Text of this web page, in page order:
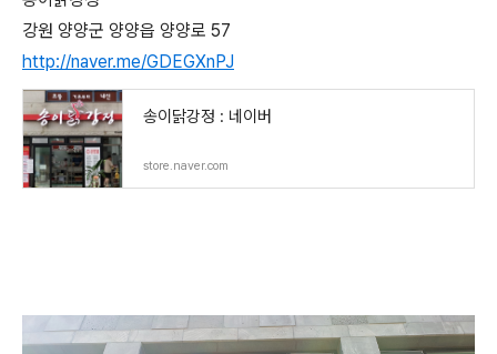
강원 양양군 양양읍 양양로 57
http://naver.me/GDEGXnPJ
송이닭강정 : 네이버
store.naver.com